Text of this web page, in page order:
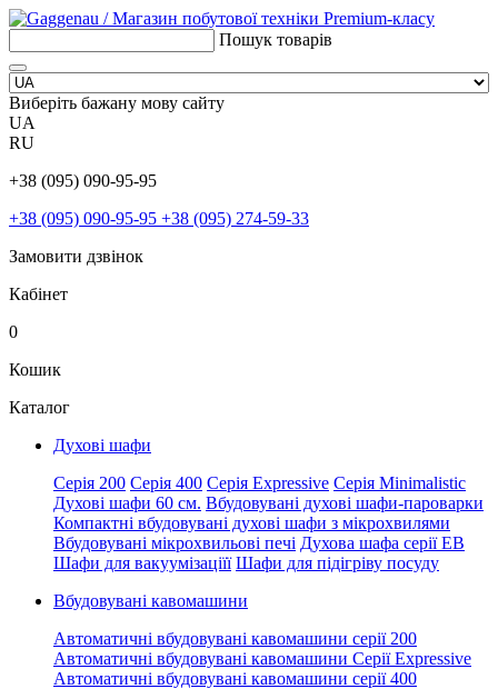
Пошук товарів
Виберіть бажану мову сайту
UA
RU
+38 (095) 090-95-95
+38 (095) 090-95-95 +38 (095) 274-59-33
Замовити дзвінок
Кабінет
0
Кошик
Каталог
Духові шафи
Серія 200 Серія 400 Серія Expressive Серія Minimalistic
Духові шафи 60 см. Вбудовувані духові шафи-пароварки
Компактні вбудовувані духові шафи з мікрохвилями
Вбудовувані мікрохвильові печі Духова шафа серії EB
Шафи для вакуумізаціїї Шафи для підігріву посуду
Вбудовувані кавомашини
Автоматичні вбудовувані кавомашини серії 200
Автоматичні вбудовувані кавомашини Серії Expressive
Автоматичні вбудовувані кавомашини серії 400